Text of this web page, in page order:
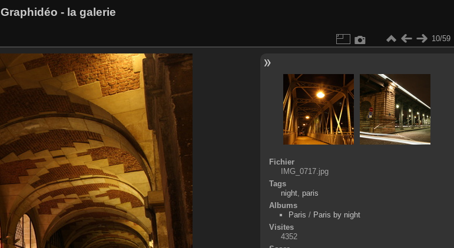
Graphidéo - la galerie
10/59
Fichier
IMG_0717.jpg
Tags
night, paris
Albums
Paris / Paris by night
Visites
4352